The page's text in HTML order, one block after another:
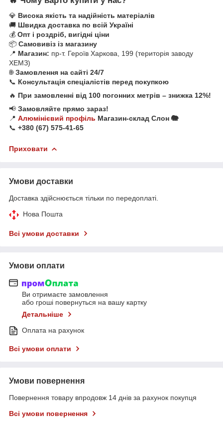
💎 Висока якість та надійність матеріалів
🚚 Швидка доставка по всій Україні
💰 Опт і роздріб, вигідні ціни
📦 Самовивіз із магазину
📍 Магазин: пр-т. Героїв Харкова, 199 (територія заводу
ХЕМЗ)
🌐Замовлення на сайті 24/7
📞 Консультація спеціалістів перед покупкою
🔥 При замовленні від 100 погонних метрів – знижка 12%!
📢 Замовляйте прямо зараз!
📍 Алюмінієвий профіль Магазин-склад Слон 🐘
📞 +380 (67) 575-41-65
Приховати
Умови доставки
Доставка здійснюється тільки по передоплаті.
Нова Пошта
Всі умови доставки
Умови оплати
Ви отримаєте замовлення
або гроші повернуться на вашу картку
Детальніше
Оплата на рахунок
Всі умови оплати
Умови повернення
Повернення товару впродовж 14 днів за рахунок покупця
Всі умови повернення